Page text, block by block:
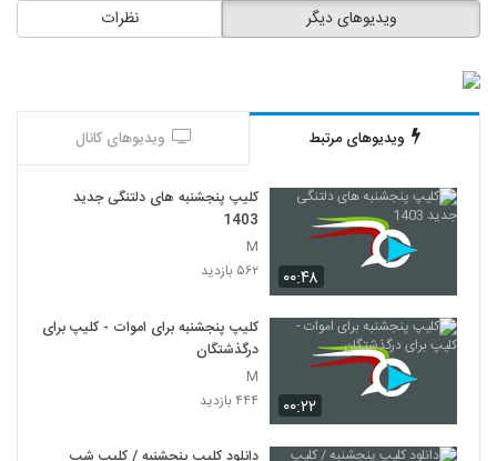
نظرات ویدیوهای دیگر
ویدیوهای مرتبط ویدیوهای کانال
۰۰:۴۸
کلیپ پنجشنبه های دلتنگی جدید
1403
M
۵۶۲ بازدید
۰۰:۲۲
کلیپ پنجشنبه برای اموات - کلیپ برای
درگذشتگان
M
۴۴۴ بازدید